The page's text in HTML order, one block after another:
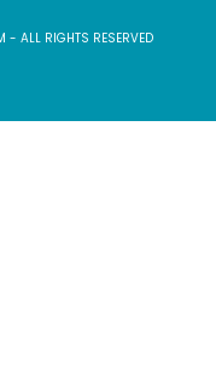
- ALL RIGHTS RESERVED